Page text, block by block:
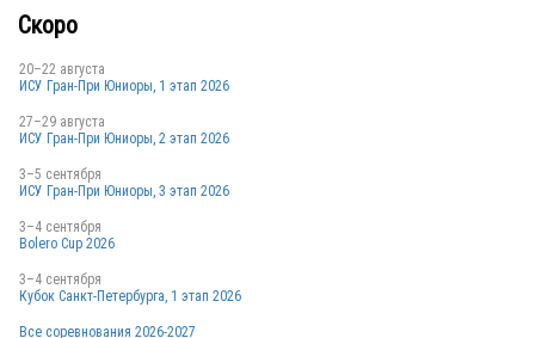
BEL
RUS
SWE
Скоро
20–22 августа
ИСУ Гран-При Юниоры, 1 этап 2026
27–29 августа
ИСУ Гран-При Юниоры, 2 этап 2026
3–5 сентября
ИСУ Гран-При Юниоры, 3 этап 2026
3–4 сентября
Bolero Cup 2026
3–4 сентября
Кубок Санкт-Петербурга, 1 этап 2026
Все соревнования 2026-2027